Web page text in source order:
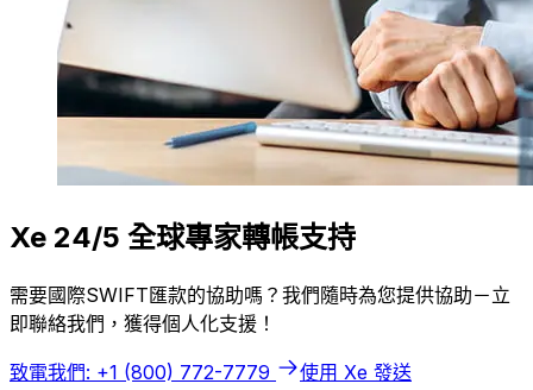
Xe 24/5 全球專家轉帳支持
需要國際SWIFT匯款的協助嗎？我們隨時為您提供協助－立
即聯絡我們，獲得個人化支援！
致電我們: +1 (800) 772-7779 使用 Xe 發送